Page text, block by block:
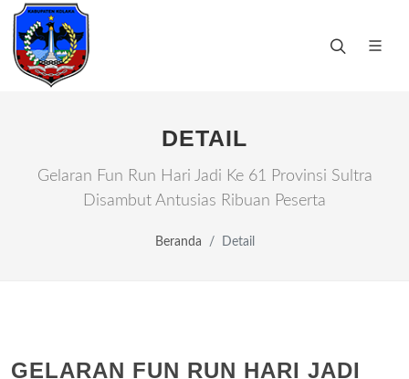
DETAIL
Gelaran Fun Run Hari Jadi Ke 61 Provinsi Sultra
Disambut Antusias Ribuan Peserta
Beranda Detail
GELARAN FUN RUN HARI JADI